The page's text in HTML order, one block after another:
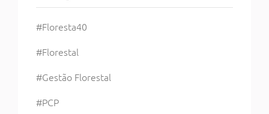
#Floresta40
#Florestal
#Gestão Florestal
#PCP